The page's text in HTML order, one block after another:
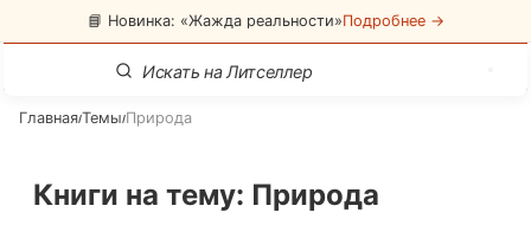
📘 Новинка: «Жажда реальности»Подробнее →
Главная/Темы/Природа
Книги на тему: Природа